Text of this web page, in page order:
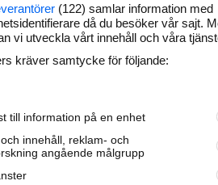
Marknadsför företaget på
nya kunder och
samarbetspartners nära dig.
Läs mer här
(122) samlar information med
då du besöker vår sajt.
vi utveckla vårt innehåll och våra
kräver samtycke för följande:
till information på en enhet
innehåll, reklam- och
angående målgrupp